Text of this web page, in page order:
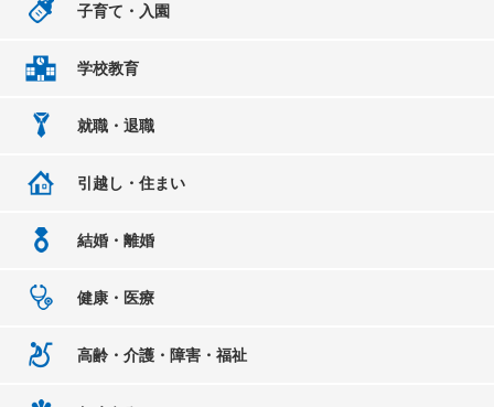
子育て・入園
学校教育
就職・退職
引越し・住まい
結婚・離婚
健康・医療
高齢・介護・障害・福祉